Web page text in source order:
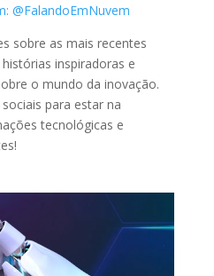
@FalandoEmNuvem
sobre as mais recentes
inspiradoras e
o mundo da inovação.
para estar na
tecnológicas e